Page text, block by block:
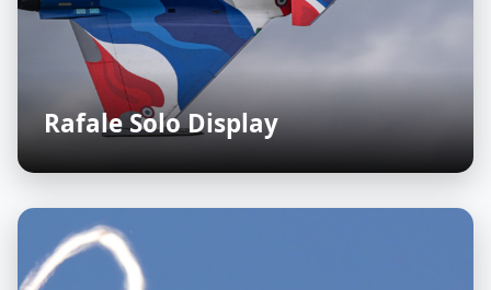
Rafale Solo Display